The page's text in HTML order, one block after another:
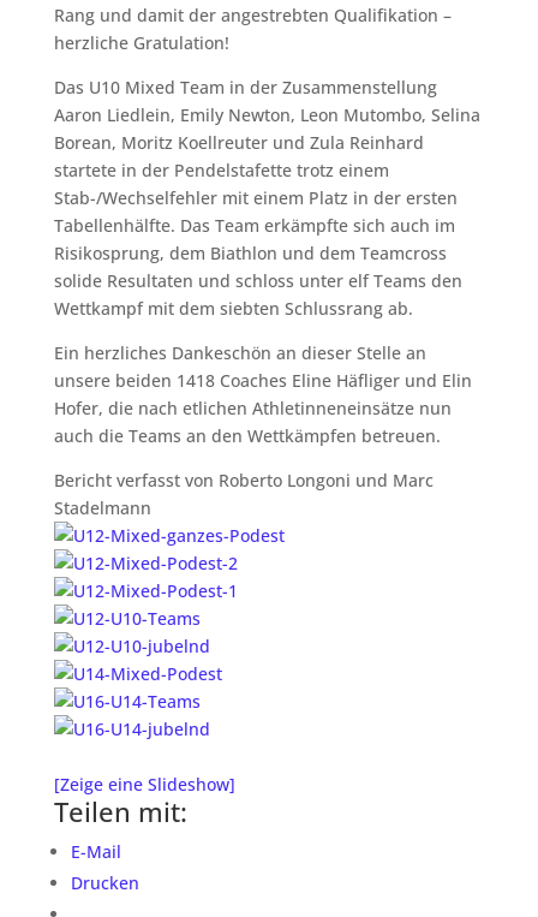
Rang und damit der angestrebten Qualifikation –
herzliche Gratulation!
Das U10 Mixed Team in der Zusammenstellung
Aaron Liedlein, Emily Newton, Leon Mutombo, Selina
Borean, Moritz Koellreuter und Zula Reinhard
startete in der Pendelstafette trotz einem
Stab-/Wechselfehler mit einem Platz in der ersten
Tabellenhälfte. Das Team erkämpfte sich auch im
Risikosprung, dem Biathlon und dem Teamcross
solide Resultaten und schloss unter elf Teams den
Wettkampf mit dem siebten Schlussrang ab.
Ein herzliches Dankeschön an dieser Stelle an
unsere beiden 1418 Coaches Eline Häfliger und Elin
Hofer, die nach etlichen Athletinneneinsätze nun
auch die Teams an den Wettkämpfen betreuen.
Bericht verfasst von Roberto Longoni und Marc
Stadelmann
[Zeige eine Slideshow]
Teilen mit:
E-Mail
Drucken